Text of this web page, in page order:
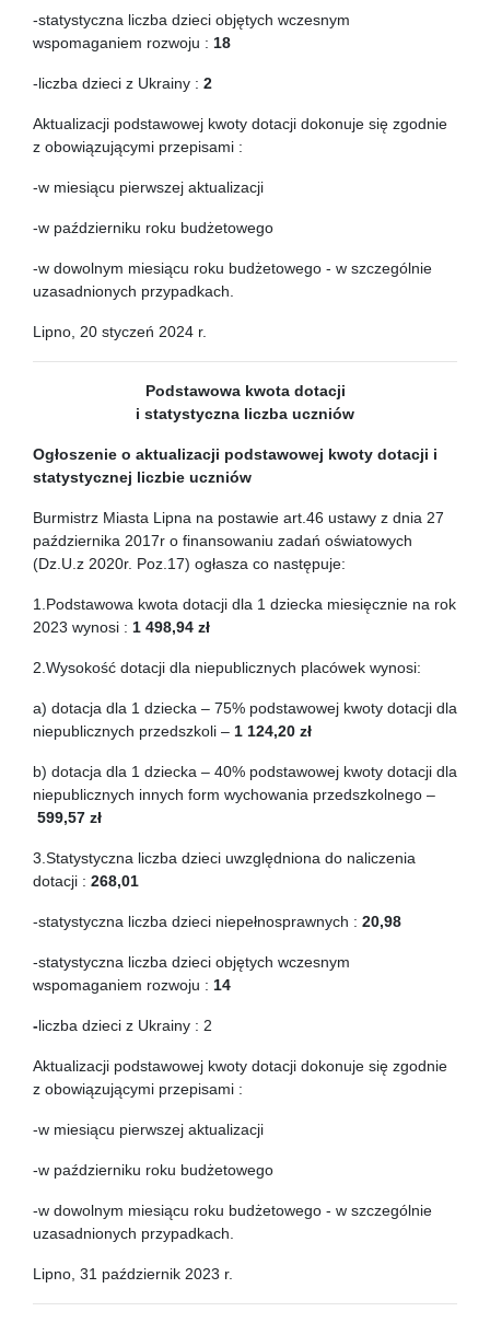
-statystyczna liczba dzieci objętych wczesnym
wspomaganiem rozwoju : 18
-liczba dzieci z Ukrainy : 2
Aktualizacji podstawowej kwoty dotacji dokonuje się zgodnie
z obowiązującymi przepisami :
-w miesiącu pierwszej aktualizacji
-w październiku roku budżetowego
-w dowolnym miesiącu roku budżetowego - w szczególnie
uzasadnionych przypadkach.
Lipno, 20 styczeń 2024 r.
Podstawowa kwota dotacji
i statystyczna liczba uczniów
Ogłoszenie o aktualizacji podstawowej kwoty dotacji i
statystycznej liczbie uczniów
Burmistrz Miasta Lipna na postawie art.46 ustawy z dnia 27
października 2017r o finansowaniu zadań oświatowych
(Dz.U.z 2020r. Poz.17) ogłasza co następuje:
1.Podstawowa kwota dotacji dla 1 dziecka miesięcznie na rok
2023 wynosi : 1 498,94 zł
2.Wysokość dotacji dla niepublicznych placówek wynosi:
a) dotacja dla 1 dziecka – 75% podstawowej kwoty dotacji dla
niepublicznych przedszkoli – 1 124,20 zł
b) dotacja dla 1 dziecka – 40% podstawowej kwoty dotacji dla
niepublicznych innych form wychowania przedszkolnego –
599,57 zł
3.Statystyczna liczba dzieci uwzględniona do naliczenia
dotacji : 268,01
-statystyczna liczba dzieci niepełnosprawnych : 20,98
-statystyczna liczba dzieci objętych wczesnym
wspomaganiem rozwoju : 14
-liczba dzieci z Ukrainy : 2
Aktualizacji podstawowej kwoty dotacji dokonuje się zgodnie
z obowiązującymi przepisami :
-w miesiącu pierwszej aktualizacji
-w październiku roku budżetowego
-w dowolnym miesiącu roku budżetowego - w szczególnie
uzasadnionych przypadkach.
Lipno, 31 październik 2023 r.